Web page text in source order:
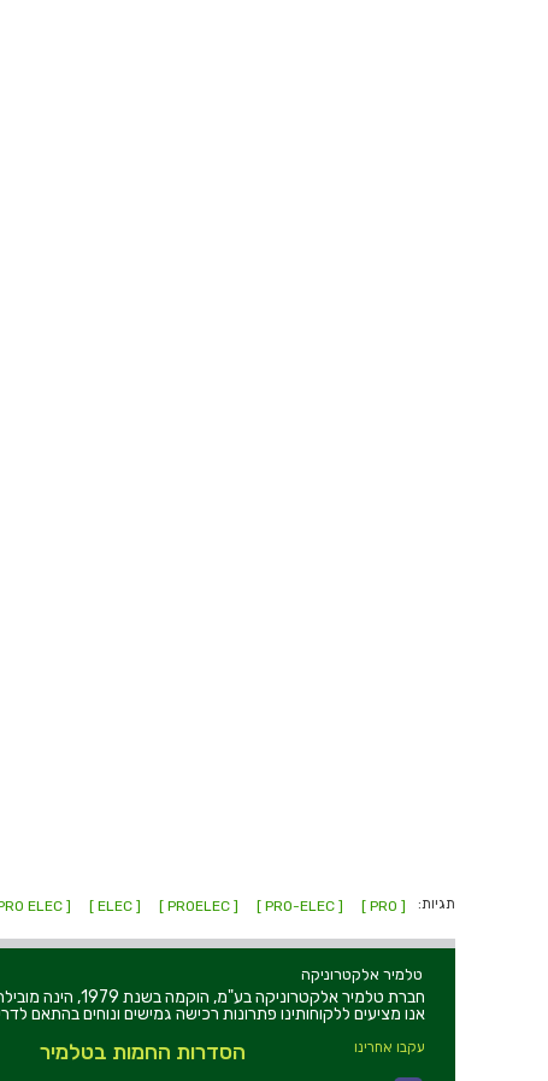
תגיות: [ PRO ]
[ PRO-ELEC ]
[ PROELEC ]
[ ELEC ]
[ PRO ELEC ]
טלמיר אלקטרוניקה
חברת טלמיר
אנו מציעים ללקוחותינו פתרונות רכישה גמישים ונוחים בהתאם
עקבו אחרינו הסדרות החמות בטלמיר